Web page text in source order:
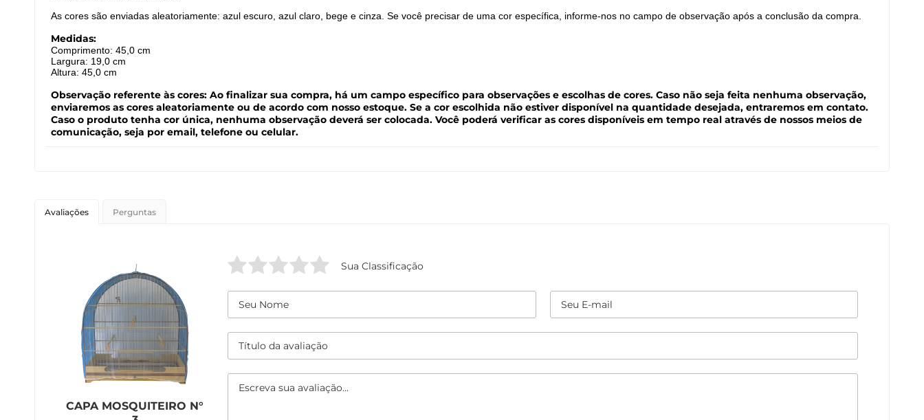
As cores são enviadas aleatoriamente: azul escuro, azul claro, bege e cinza. Se você precisar de uma cor específica, informe-nos no campo de observação após a conclusão da compra.
Medidas:
Comprimento: 45,0 cm
Largura: 19,0 cm
Altura: 45,0 cm
Observação referente às cores: Ao finalizar sua compra, há um campo específico para observações e escolhas de cores. Caso não seja feita nenhuma observação,
enviaremos as cores aleatoriamente ou de acordo com nosso estoque. Se a cor escolhida não estiver disponível na quantidade desejada, entraremos em contato.
Caso o produto tenha cor única, nenhuma observação deverá ser colocada. Você poderá verificar as cores disponíveis em tempo real através de nossos meios de
comunicação, seja por email, telefone ou celular.
Avaliações Perguntas
CAPA MOSQUITEIRO N°
Sua Classificação